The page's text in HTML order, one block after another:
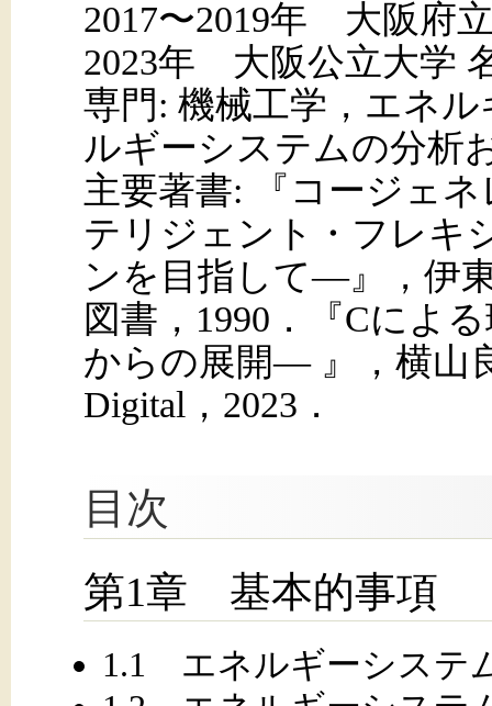
2017〜2019年 大阪府
2023年 大阪公立大学
専門: 機械工学，エネ
ルギーシステムの分析
主要著書: 『コージェ
テリジェント・フレキ
ンを目指して―』，伊
図書，1990．『Cによ
からの展開― 』，横山
Digital，2023．
目次
第1章 基本的事項
1.1 エネルギーシステ